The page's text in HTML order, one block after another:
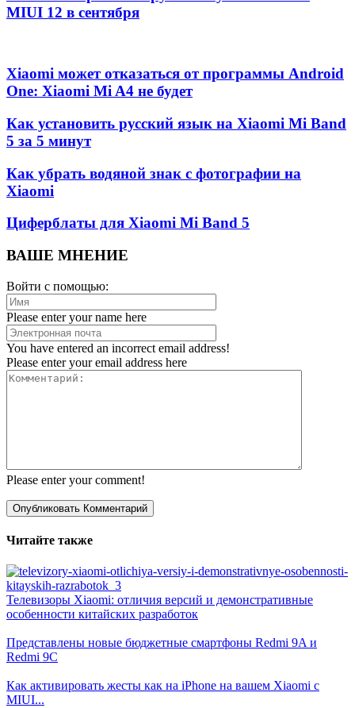
MIUI 12 в сентября
Xiaomi может отказаться от программы Android
One: Xiaomi Mi A4 не будет
Как установить русский язык на Xiaomi Mi Band
5 за 5 минут
Как убрать водяной знак с фотографии на
Xiaomi
Циферблаты для Xiaomi Mi Band 5
ВАШЕ МНЕНИЕ
Войти с помощью:
Please enter your name here
You have entered an incorrect email address!
Please enter your email address here
Please enter your comment!
Читайте также
Телевизоры Xiaomi: отличия версий и демонстративные
особенности китайских разработок
Представлены новые бюджетные смартфоны Redmi 9A и
Redmi 9C
Как активировать жесты как на iPhone на вашем Xiaomi с
MIUI...